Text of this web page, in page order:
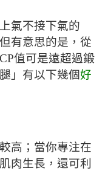
氣不接下氣的
有意思的是，從
值可是遠超過鍛
」有以下幾個好
高；當你專注在
肉生長，還可利